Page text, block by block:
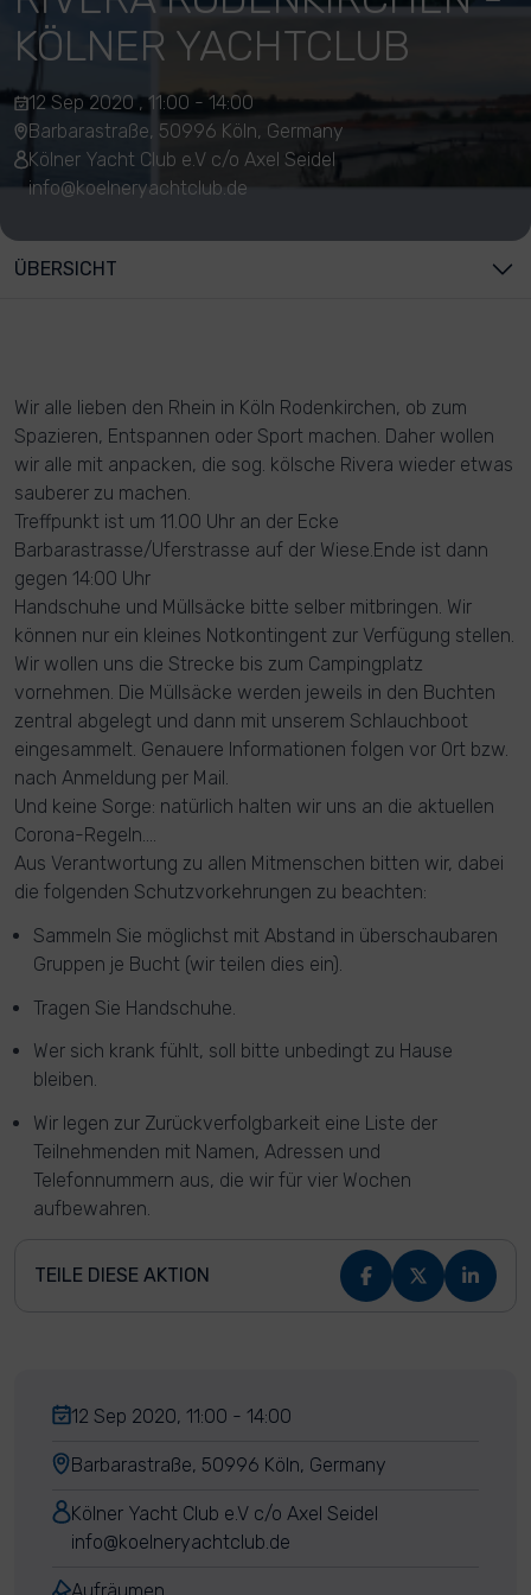
KÖLNER YACHTCLUB
12 Sep 2020 , 11:00 - 14:00
Barbarastraße, 50996 Köln, Germany
Kölner Yacht Club e.V c/o Axel Seidel
info@koelneryachtclub.de
ÜBERSICHT
Wir alle lieben den Rhein in Köln Rodenkirchen, ob zum
Spazieren, Entspannen oder Sport machen. Daher wollen
wir alle mit anpacken, die sog. kölsche Rivera wieder etwas
sauberer zu machen.
Treffpunkt ist um 11.00 Uhr an der Ecke
Barbarastrasse/Uferstrasse auf der Wiese.Ende ist dann
gegen 14:00 Uhr
Handschuhe und Müllsäcke bitte selber mitbringen. Wir
können nur ein kleines Notkontingent zur Verfügung stellen.
Wir wollen uns die Strecke bis zum Campingplatz
vornehmen. Die Müllsäcke werden jeweils in den Buchten
zentral abgelegt und dann mit unserem Schlauchboot
eingesammelt. Genauere Informationen folgen vor Ort bzw.
nach Anmeldung per Mail.
Und keine Sorge: natürlich halten wir uns an die aktuellen
Corona-Regeln....
Aus Verantwortung zu allen Mitmenschen bitten wir, dabei
die folgenden Schutzvorkehrungen zu beachten:
Sammeln Sie möglichst mit Abstand in überschaubaren
Gruppen je Bucht (wir teilen dies ein).
Tragen Sie Handschuhe.
Wer sich krank fühlt, soll bitte unbedingt zu Hause
bleiben.
Wir legen zur Zurückverfolgbarkeit eine Liste der
Teilnehmenden mit Namen, Adressen und
Telefonnummern aus, die wir für vier Wochen
aufbewahren.
TEILE DIESE AKTION
12 Sep 2020, 11:00 - 14:00
Barbarastraße, 50996 Köln, Germany
Kölner Yacht Club e.V c/o Axel Seidel
info@koelneryachtclub.de